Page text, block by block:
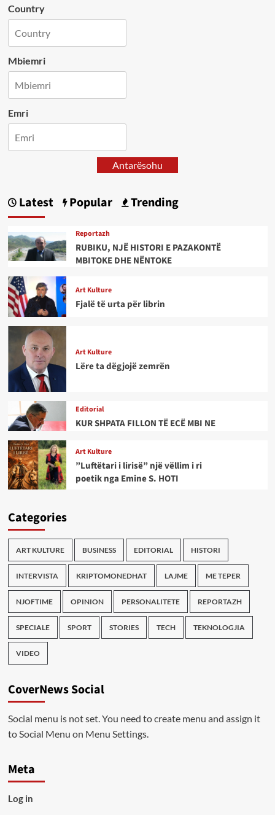
Country
Mbiemri
Emri
Antarësohu
Latest Popular Trending
Reportazh
RUBIKU, NJË HISTORI E PAZAKONTË
MBITOKE DHE NËNTOKE
Art Kulture
Fjalë të urta për librin
Art Kulture
Lëre ta dëgjojë zemrën
Editorial
KUR SHPATA FILLON TË ECË MBI NE
Art Kulture
”Luftëtari i lirisë” një vëllim i ri
poetik nga Emine S. HOTI
Categories
ART KULTURE BUSINESS EDITORIAL HISTORI
INTERVISTA KRIPTOMONEDHAT LAJME ME TEPER
NJOFTIME OPINION PERSONALITETE REPORTAZH
SPECIALE SPORT STORIES TECH TEKNOLOGJIA
VIDEO
CoverNews Social
Social menu is not set. You need to create menu and assign it
to Social Menu on Menu Settings.
Meta
Log in